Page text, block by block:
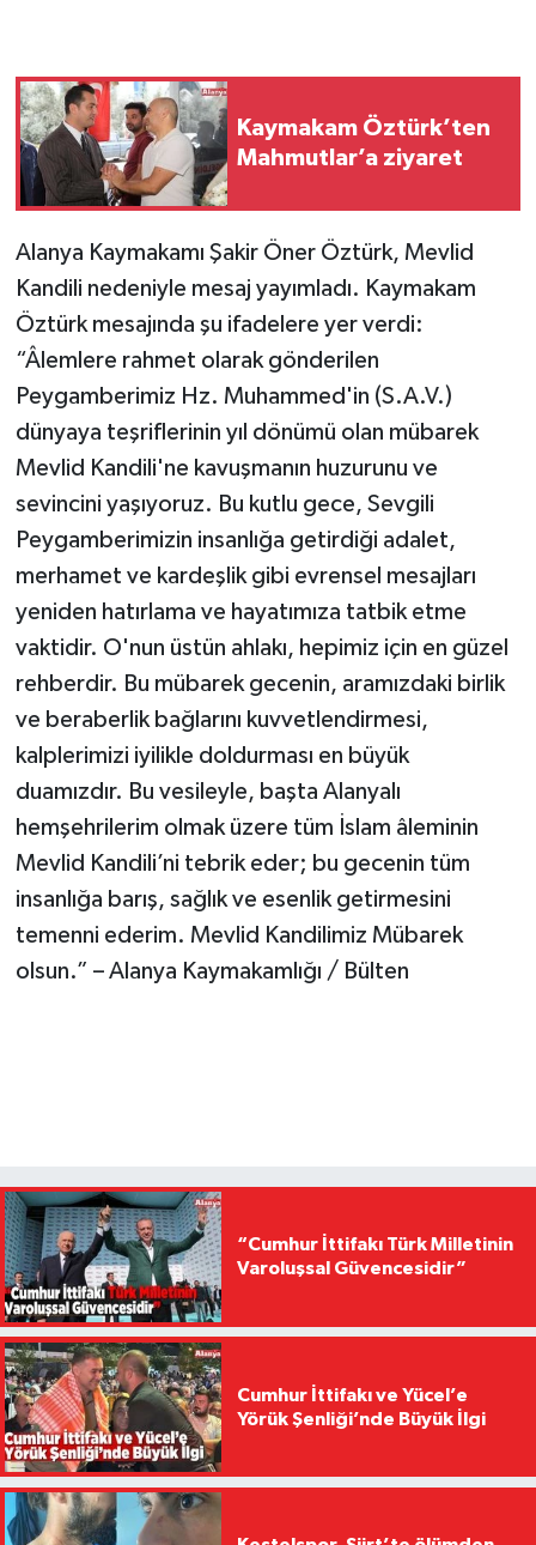
Kaymakam Öztürk’ten
Mahmutlar’a ziyaret
Alanya Kaymakamı Şakir Öner Öztürk, Mevlid
Kandili nedeniyle mesaj yayımladı. Kaymakam
Öztürk mesajında şu ifadelere yer verdi: ​
“Âlemlere rahmet olarak gönderilen
Peygamberimiz Hz. Muhammed'in (S.A.V.)
dünyaya teşriflerinin yıl dönümü olan mübarek
Mevlid Kandili'ne kavuşmanın huzurunu ve
sevincini yaşıyoruz. Bu kutlu gece, Sevgili
Peygamberimizin insanlığa getirdiği adalet,
merhamet ve kardeşlik gibi evrensel mesajları
yeniden hatırlama ve hayatımıza tatbik etme
vaktidir. O'nun üstün ahlakı, hepimiz için en güzel
rehberdir. Bu mübarek gecenin, aramızdaki birlik
ve beraberlik bağlarını kuvvetlendirmesi,
kalplerimizi iyilikle doldurması en büyük
duamızdır. Bu vesileyle, başta Alanyalı
hemşehrilerim olmak üzere tüm İslam âleminin
Mevlid Kandili’ni tebrik eder; bu gecenin tüm
insanlığa barış, sağlık ve esenlik getirmesini
temenni ederim. Mevlid Kandilimiz Mübarek
olsun.” – Alanya Kaymakamlığı / Bülten
“Cumhur İttifakı Türk Milletinin
Varoluşsal Güvencesidir”
Cumhur İttifakı ve Yücel’e
Yörük Şenliği’nde Büyük İlgi